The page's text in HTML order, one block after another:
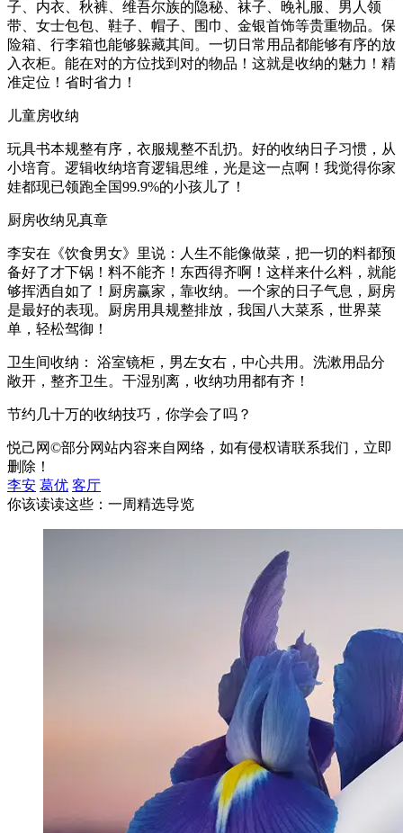
子、内衣、秋裤、维吾尔族的隐秘、袜子、晚礼服、男人领
带、女士包包、鞋子、帽子、围巾、金银首饰等贵重物品。保
险箱、行李箱也能够躲藏其间。一切日常用品都能够有序的放
入衣柜。能在对的方位找到对的物品！这就是收纳的魅力！精
准定位！省时省力！
儿童房收纳
玩具书本规整有序，衣服规整不乱扔。好的收纳日子习惯，从
小培育。逻辑收纳培育逻辑思维，光是这一点啊！我觉得你家
娃都现已领跑全国99.9%的小孩儿了！
厨房收纳见真章
李安在《饮食男女》里说：人生不能像做菜，把一切的料都预
备好了才下锅！料不能齐！东西得齐啊！这样来什么料，就能
够挥洒自如了！厨房赢家，靠收纳。一个家的日子气息，厨房
是最好的表现。厨房用具规整排放，我国八大菜系，世界菜
单，轻松驾御！
卫生间收纳： 浴室镜柜，男左女右，中心共用。洗漱用品分
敞开，整齐卫生。干湿别离，收纳功用都有齐！
节约几十万的收纳技巧，你学会了吗？
悦己网©部分网站内容来自网络，如有侵权请联系我们，立即
删除！
李安 葛优 客厅
你该读读这些：一周精选导览